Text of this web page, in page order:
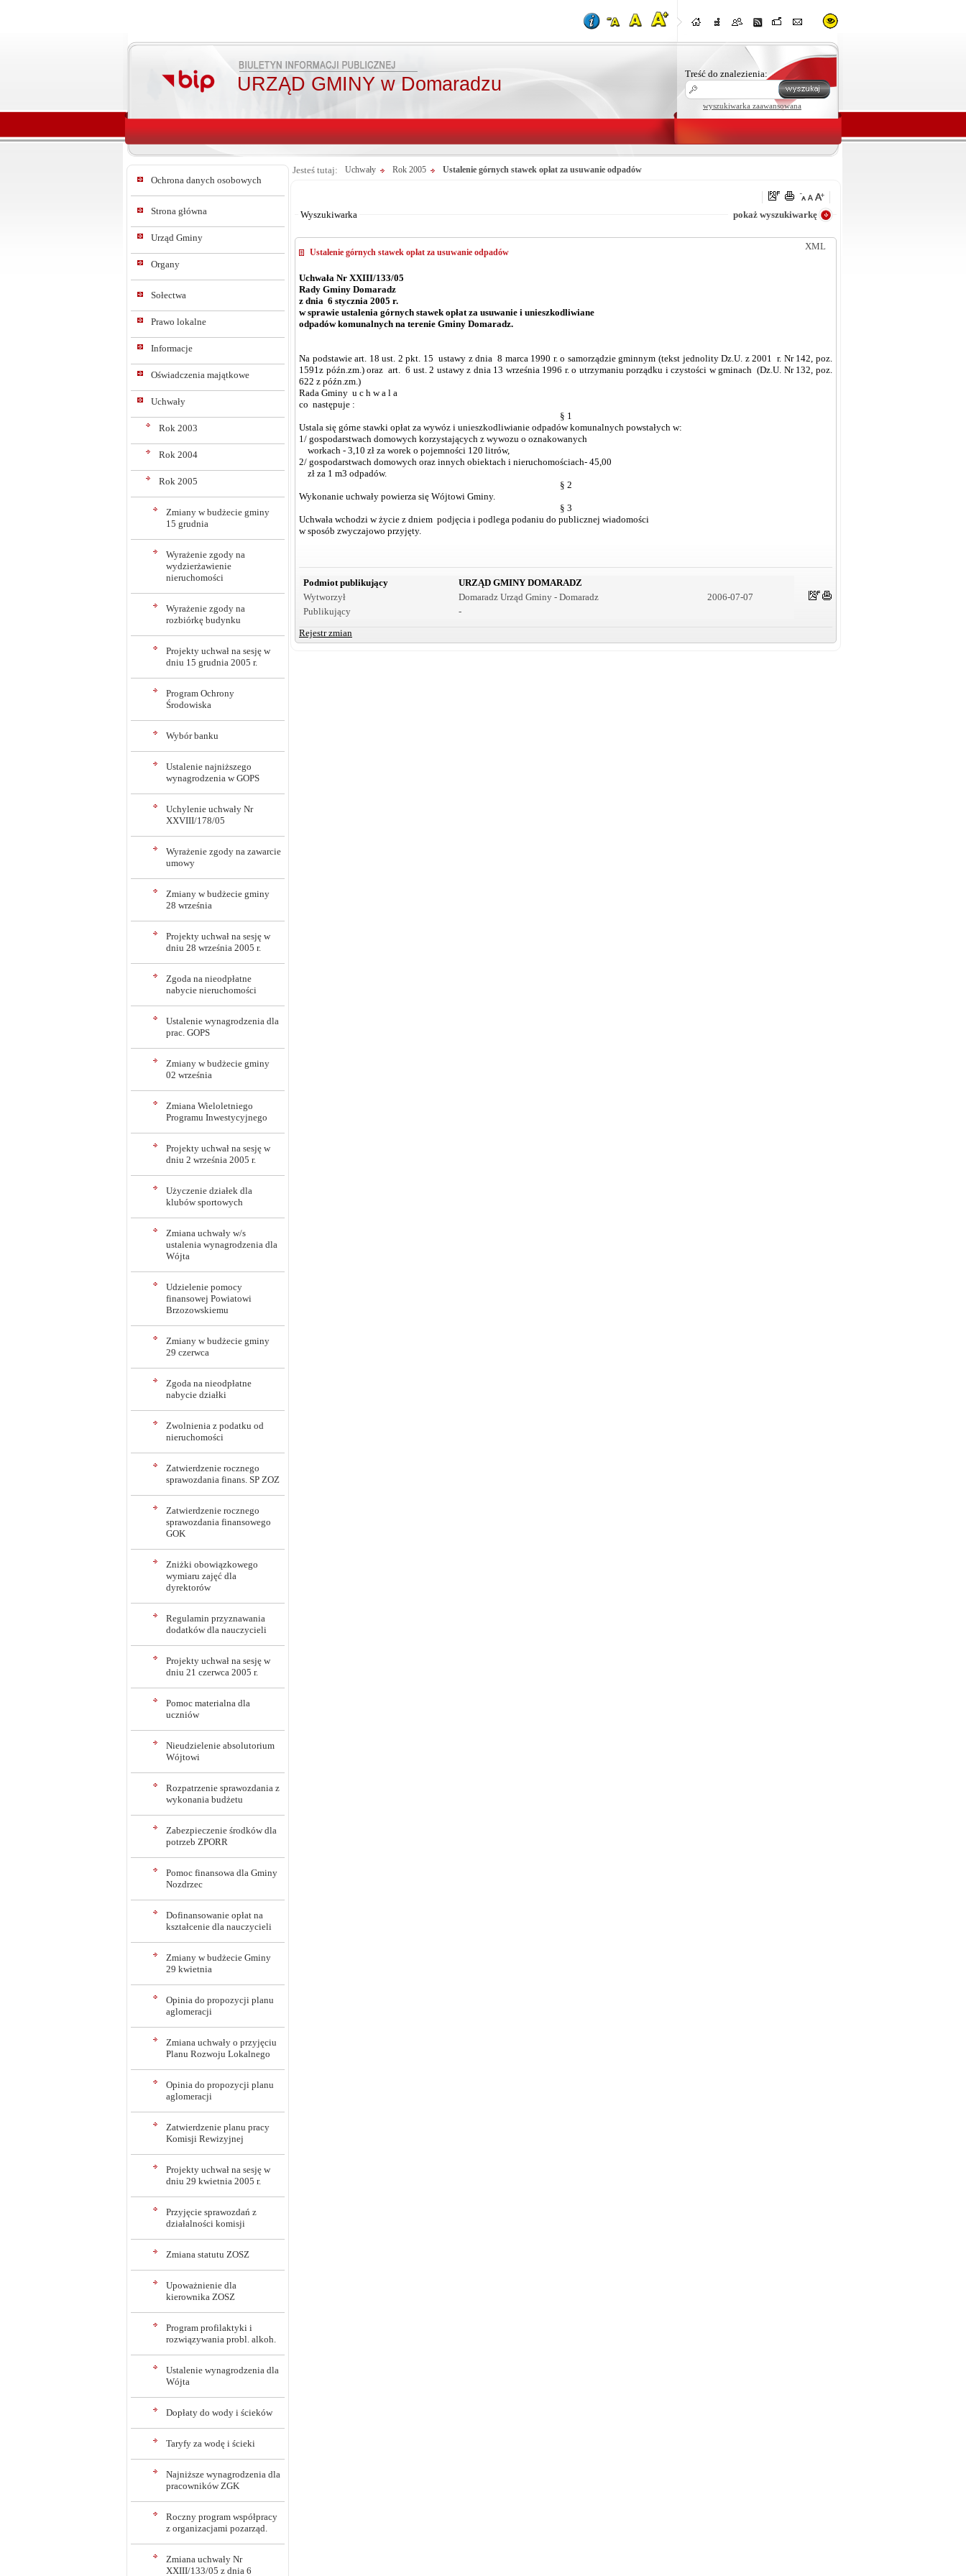
URZĄD GMINY w Domaradzu Treść do znalezienia:
wyszukiwarka zaawansowana
Ochrona danych osobowych
Strona główna
Urząd Gminy
Organy
Sołectwa
Prawo lokalne
Informacje
Oświadczenia majątkowe
Uchwały
Rok 2003
Rok 2004
Rok 2005
Zmiany w budżecie gminy
15 grudnia
Wyrażenie zgody na
wydzierżawienie
nieruchomości
Wyrażenie zgody na
rozbiórkę budynku
Projekty uchwał na sesję w
dniu 15 grudnia 2005 r.
Program Ochrony
Środowiska
Wybór banku
Ustalenie najniższego
wynagrodzenia w GOPS
Uchylenie uchwały Nr
XXVIII/178/05
Wyrażenie zgody na zawarcie
umowy
Zmiany w budżecie gminy
28 września
Projekty uchwał na sesję w
dniu 28 września 2005 r.
Zgoda na nieodpłatne
nabycie nieruchomości
Ustalenie wynagrodzenia dla
prac. GOPS
Zmiany w budżecie gminy
02 września
Zmiana Wieloletniego
Programu Inwestycyjnego
Projekty uchwał na sesję w
dniu 2 września 2005 r.
Użyczenie działek dla
klubów sportowych
Zmiana uchwały w/s
ustalenia wynagrodzenia dla
Wójta
Udzielenie pomocy
finansowej Powiatowi
Brzozowskiemu
Zmiany w budżecie gminy
29 czerwca
Zgoda na nieodpłatne
nabycie działki
Zwolnienia z podatku od
nieruchomości
Zatwierdzenie rocznego
sprawozdania finans. SP ZOZ
Zatwierdzenie rocznego
sprawozdania finansowego
GOK
Zniżki obowiązkowego
wymiaru zajęć dla
dyrektorów
Regulamin przyznawania
dodatków dla nauczycieli
Projekty uchwał na sesję w
dniu 21 czerwca 2005 r.
Pomoc materialna dla
uczniów
Nieudzielenie absolutorium
Wójtowi
Rozpatrzenie sprawozdania z
wykonania budżetu
Zabezpieczenie środków dla
potrzeb ZPORR
Pomoc finansowa dla Gminy
Nozdrzec
Dofinansowanie opłat na
kształcenie dla nauczycieli
Zmiany w budżecie Gminy
29 kwietnia
Opinia do propozycji planu
aglomeracji
Zmiana uchwały o przyjęciu
Planu Rozwoju Lokalnego
Opinia do propozycji planu
aglomeracji
Zatwierdzenie planu pracy
Komisji Rewizyjnej
Projekty uchwał na sesję w
dniu 29 kwietnia 2005 r.
Przyjęcie sprawozdań z
działalności komisji
Zmiana statutu ZOSZ
Upoważnienie dla
kierownika ZOSZ
Program profilaktyki i
rozwiązywania probl. alkoh.
Ustalenie wynagrodzenia dla
Wójta
Dopłaty do wody i ścieków
Taryfy za wodę i ścieki
Najniższe wynagrodzenia dla
pracowników ZGK
Roczny program współpracy
z organizacjami pozarząd.
Zmiana uchwały Nr
XXIII/133/05 z dnia 6
Jesteś tutaj: Uchwały Rok 2005 Ustalenie górnych stawek opłat za usuwanie odpadów
Wyszukiwarka pokaż wyszukiwarkę
XML
Ustalenie górnych stawek opłat za usuwanie odpadów
Uchwała Nr XXIII/133/05
Rady Gminy Domaradz
z dnia 6 stycznia 2005 r.
w sprawie ustalenia górnych stawek opłat za usuwanie i unieszkodliwiane
odpadów komunalnych na terenie Gminy Domaradz.
Na podstawie art. 18 ust. 2 pkt. 15 ustawy z dnia 8 marca 1990 r. o samorządzie gminnym (tekst jednolity Dz.U. z 2001 r. Nr 142, poz.
1591z późn.zm.) oraz art. 6 ust. 2 ustawy z dnia 13 września 1996 r. o utrzymaniu porządku i czystości w gminach (Dz.U. Nr 132, poz.
622 z późn.zm.)
Rada Gminy u c h w a l a
co następuje :
§ 1
Ustala się górne stawki opłat za wywóz i unieszkodliwianie odpadów komunalnych powstałych w:
1/ gospodarstwach domowych korzystających z wywozu o oznakowanych
workach - 3,10 zł za worek o pojemności 120 litrów,
2/ gospodarstwach domowych oraz innych obiektach i nieruchomościach- 45,00
zł za 1 m3 odpadów.
§ 2
Wykonanie uchwały powierza się Wójtowi Gminy.
§ 3
Uchwała wchodzi w życie z dniem podjęcia i podlega podaniu do publicznej wiadomości
w sposób zwyczajowo przyjęty.
Podmiot publikujący
URZĄD GMINY DOMARADZ
Wytworzył
Domaradz Urząd Gminy - Domaradz
2006-07-07
Publikujący
-
Rejestr zmian